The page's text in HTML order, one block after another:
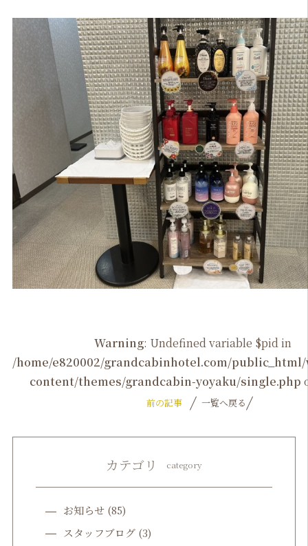
Warning: Undefined variable $pid in
/home/e820002/grandcabinhotel.com/
content/themes/grandcabin-yoyaku/single.php
前の記事 一覧へ戻る
カテゴリ category
お知らせ(85)
スタッフブログ(3)